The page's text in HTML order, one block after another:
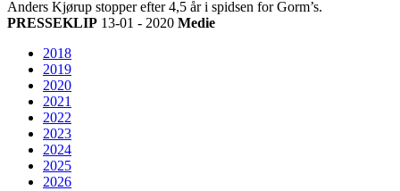
Anders Kjørup stopper efter 4,5 år i spidsen for Gorm’s.
PRESSEKLIP 13-01 - 2020 Medie
2018
2019
2020
2021
2022
2023
2024
2025
2026